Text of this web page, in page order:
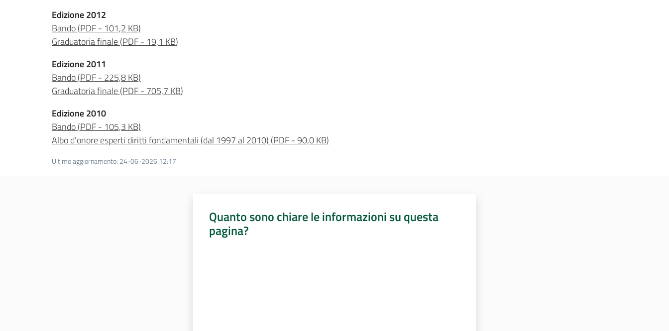
Edizione 2012
Bando(PDF- 101,2 KB)
Graduatoria finale(PDF- 19,1 KB)
Edizione 2011
Bando(PDF- 225,8 KB)
Graduatoria finale(PDF- 705,7 KB)
Edizione 2010
Bando(PDF- 105,3 KB)
Albo d'onore esperti diritti fondamentali (dal 1997 al 2010) (PDF-90,0 KB)
Ultimo aggiornamento: 24-06-2026 12:17
Quanto sono chiare le informazioni su questa
pagina?